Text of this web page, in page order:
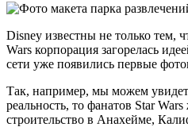
Disney известны не только тем,
Wars корпорация загорелась
сети уже появились первые
Так, например, мы можем
реальность, то фанатов Star
строительство в Анахейме,